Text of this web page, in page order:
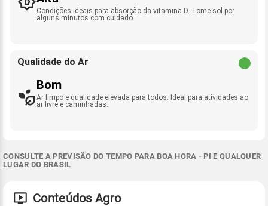
Condições ideais para absorção da vitamina D. Tome sol por
alguns minutos com cuidado.
Qualidade do Ar
Bom
Ar limpo e qualidade elevada para todos. Ideal para atividades ao
ar livre e caminhadas.
CONSULTE A PREVISÃO DO TEMPO PARA BOA HORA - PI E QUALQUER
LUGAR DO BRASIL
Conteúdos Agro